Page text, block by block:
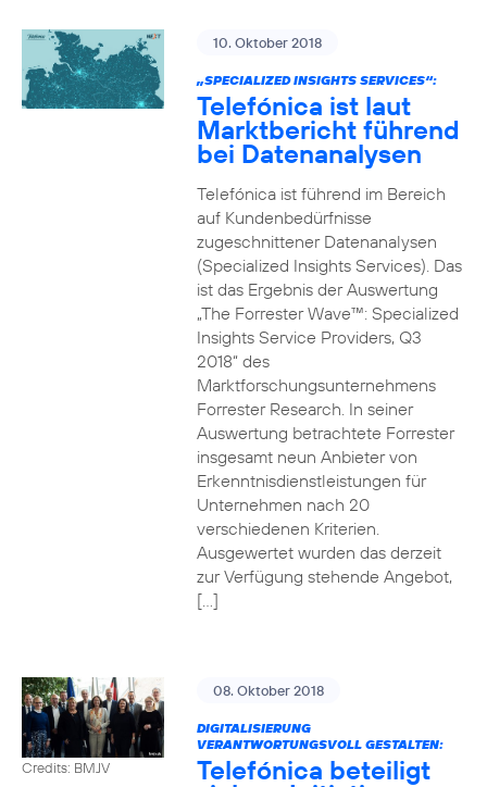
10. Oktober 2018
„SPECIALIZED INSIGHTS SERVICES“:
Telefónica ist laut
Marktbericht führend
bei Datenanalysen
Telefónica ist führend im Bereich
auf Kundenbedürfnisse
zugeschnittener Datenanalysen
(Specialized Insights Services). Das
ist das Ergebnis der Auswertung
„The Forrester Wave™: Specialized
Insights Service Providers, Q3
2018“ des
Marktforschungsunternehmens
Forrester Research. In seiner
Auswertung betrachtete Forrester
insgesamt neun Anbieter von
Erkenntnisdienstleistungen für
Unternehmen nach 20
verschiedenen Kriterien.
Ausgewertet wurden das derzeit
zur Verfügung stehende Angebot,
[…]
Credits: BMJV
08. Oktober 2018
DIGITALISIERUNG
VERANTWORTUNGSVOLL GESTALTEN:
Telefónica beteiligt